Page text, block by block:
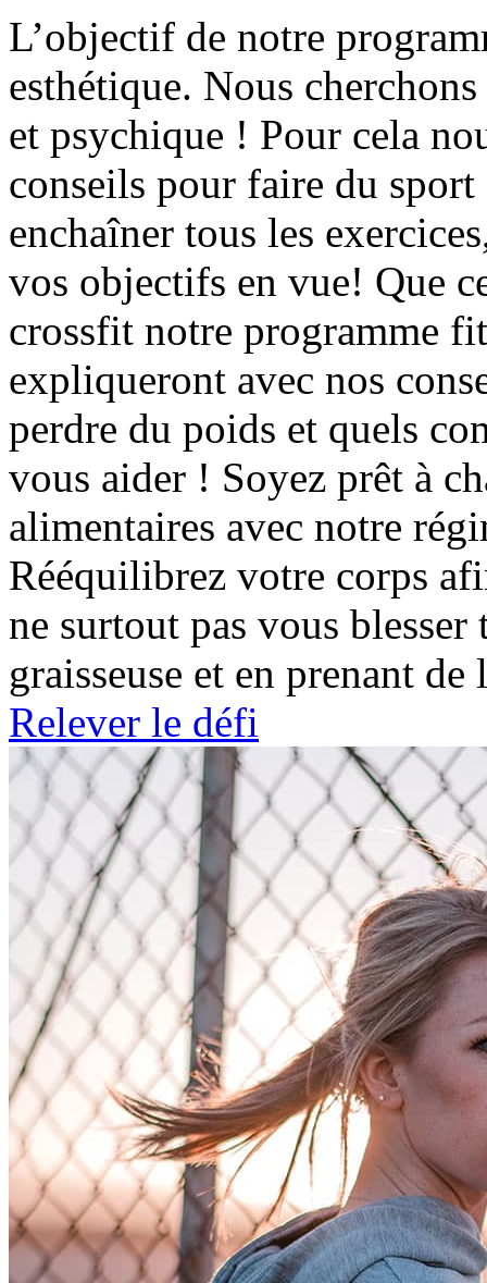
L’objectif de notre
esthétique. Nous
et psychique ! Pour cela
conseils pour faire du
enchaîner tous les
vos objectifs en vue! Que
crossfit notre programme
expliqueront avec nos
perdre du poids et quels
vous aider ! Soyez prêt à
alimentaires avec notre
Rééquilibrez votre corps
ne surtout pas vous blesser
graisseuse et en prenant de
Relever le défi